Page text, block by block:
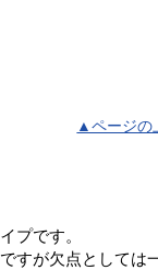
▲ページの
プです。
すが欠点としては